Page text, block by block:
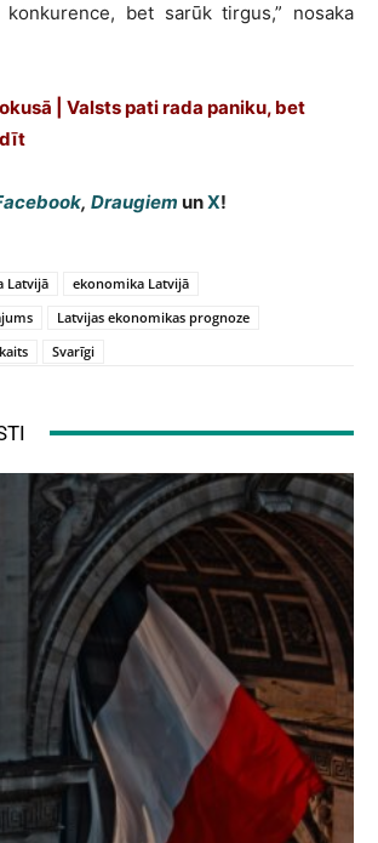
bet sarūk tirgus,” nosaka
| Valsts pati rada paniku, bet
, Draugiem unX!
Latvijā
ekonomika Latvijā
Latvijas ekonomikas prognoze
Svarīgi